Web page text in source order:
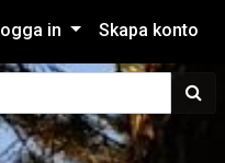
in Skapa konto
Sök